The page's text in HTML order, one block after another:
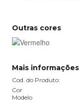
Outras cores
Mais informações
Cod. do Produto:
Cor
Modelo